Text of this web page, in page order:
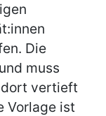
Die
muss
dort vertieft
Vorlage ist